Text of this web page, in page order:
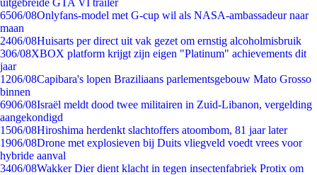
uitgebreide GTA VI trailer
6506/08Onlyfans-model met G-cup wil als NASA-ambassadeur naar
maan
2406/08Huisarts per direct uit vak gezet om ernstig alcoholmisbruik
306/08XBOX platform krijgt zijn eigen "Platinum" achievements dit
jaar
1206/08Capibara's lopen Braziliaans parlementsgebouw Mato Grosso
binnen
6906/08Israël meldt dood twee militairen in Zuid-Libanon, vergelding
aangekondigd
1506/08Hiroshima herdenkt slachtoffers atoombom, 81 jaar later
1906/08Drone met explosieven bij Duits vliegveld voedt vrees voor
hybride aanval
3406/08Wakker Dier dient klacht in tegen insectenfabriek Protix om